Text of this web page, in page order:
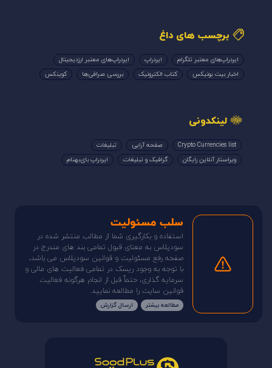
برچسب های داغ
ایردراپ‌های معتبر تلگرام ایردراپ
ایردراپ‌های معتبر ارزدیجیتال
اخبار بیت یونیکس
کتاب الکترونیک بررسی صرافی‌ها کوینکس
لینکدونی
Crypto Currencies list صفحه آرایی
تبلیغات
ویراستار آنلاین رایگان
گرافیک و تبلیغات ایردراپ بای‌بهنام
سلب مسئولیت
استفاده و بکارگیری شما از مطالب منتشر شده در
سودپلاس به معنای قبول تمامی بند های مندرج در
صفحه رفع مسئولیت و قوانین سودپلاس می باشد،
با توجه به وجود ریسک در تمامی فعالیت های مالی و
سرمایه گذاری، حتماً قبل از انجام هرگونه فعالیت
قوانین سایت را مطالعه نمایید.
مطالعه بیشتر ارسال گزارش